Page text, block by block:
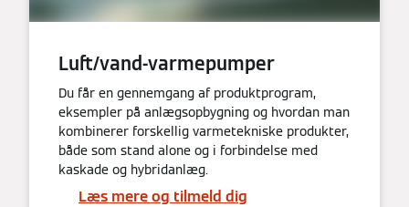
Luft/vand-varmepumper
Du får en gennemgang af produktprogram,
eksempler på anlægsopbygning og hvordan man
kombinerer forskellig varmetekniske produkter,
både som stand alone og i forbindelse med
kaskade og hybridanlæg.
Læs mere og tilmeld dig